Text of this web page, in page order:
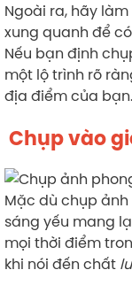
Ngoài ra, hãy
xung quanh để
Nếu bạn định
một lộ trình rõ
địa điểm của bạn.
Chụp vào
Mặc dù chụp
sáng yếu mang
mọi thời điểm
khi nói đến chất